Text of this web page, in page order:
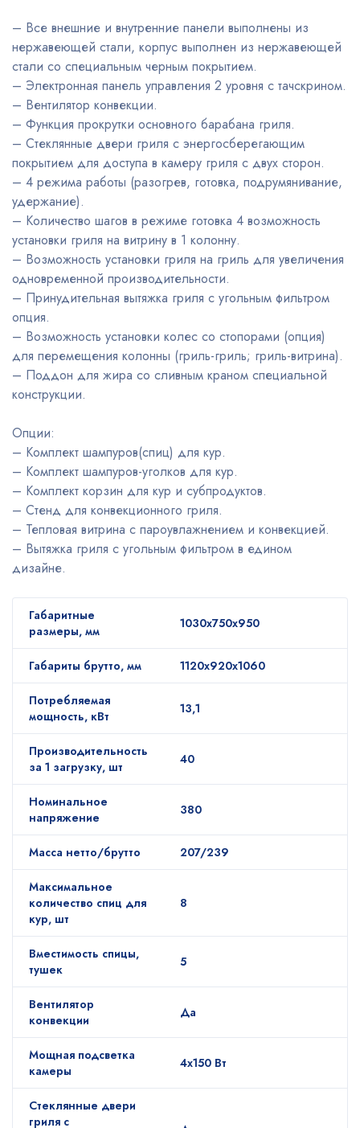
– Все внешние и внутренние панели выполнены из
нержавеющей стали, корпус выполнен из нержавеющей
стали со специальным черным покрытием.
– Электронная панель управления 2 уровня с тачскрином.
– Вентилятор конвекции.
– Функция прокрутки основного барабана гриля.
– Стеклянные двери гриля с энергосберегающим
покрытием для доступа в камеру гриля с двух сторон.
– 4 режима работы (разогрев, готовка, подрумянивание,
удержание).
– Количество шагов в режиме готовка 4 возможность
установки гриля на витрину в 1 колонну.
– Возможность установки гриля на гриль для увеличения
одновременной производительности.
– Принудительная вытяжка гриля с угольным фильтром
опция.
– Возможность установки колес со стопорами (опция)
для перемещения колонны (гриль-гриль; гриль-витрина).
– Поддон для жира со сливным краном специальной
конструкции.
Опции:
– Комплект шампуров(спиц) для кур.
– Комплект шампуров-уголков для кур.
– Комплект корзин для кур и субпродуктов.
– Стенд для конвекционного гриля.
– Тепловая витрина с пароувлажнением и конвекцией.
– Вытяжка гриля с угольным фильтром в едином
дизайне.
Габаритные
размеры, мм
1030х750х950
Габариты брутто, мм 1120х920х1060
Потребляемая
мощность, кВт
13,1
Производительность
за 1 загрузку, шт
40
Номинальное
напряжение
380
Масса нетто/брутто 207/239
Максимальное
количество спиц для
кур, шт
8
Вместимость спицы,
тушек
5
Вентилятор
конвекции
Да
Мощная подсветка
камеры
4х150 Вт
Стеклянные двери
гриля с